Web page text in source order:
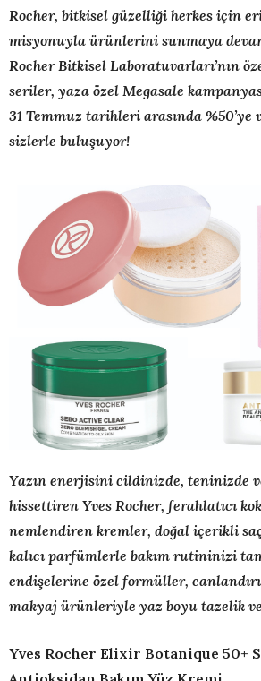
Rocher, bitkisel güzelliği herkes için
misyonuyla ürünlerini sunmaya
Rocher Bitkisel Laboratuvarları’nın
seriler, yaza özel Megasale
31 Temmuz tarihleri arasında
sizlerle buluşuyor!
Yazın enerjisini cildinizde, teninizde
hissettiren Yves Rocher, ferahlatıcı
nemlendiren kremler, doğal içerikli
kalıcı parfümlerle bakım rutininizi
endişelerine özel formüller,
makyaj ürünleriyle yaz boyu tazelik ve
Yves Rocher Elixir Botanique 50+